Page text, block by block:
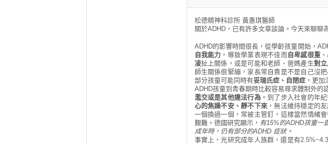
松德精神科診所 黃惠琪醫師
關於ADHD，已有許多文章談論。今天來聊聊
ADHD的影響時間很長，從學齡孩童開始，
自我能力 ，導致學業表現不佳而自卑感很重
凌扯上關係，或是可能和老師、爸媽產生對
師生關係很緊繃，家長常自責是不是自己沒
部分孩童可能同時有妥瑞氏症、自閉症，更加
ADHD孩童到青春期時比較容易尋求體制外的
濫交或是其他違法行為。到了步入社會的年
心的焦躁不安、靜不下來 ，無法維持穩定的
一個換過一個，常被主管釘，這樣當然情緒
艱難。德國研究顯示， 有15%的ADHD孩童一
成年時，仍有部分的ADHD 症狀。
事實上，光研究成年人族群，還是有